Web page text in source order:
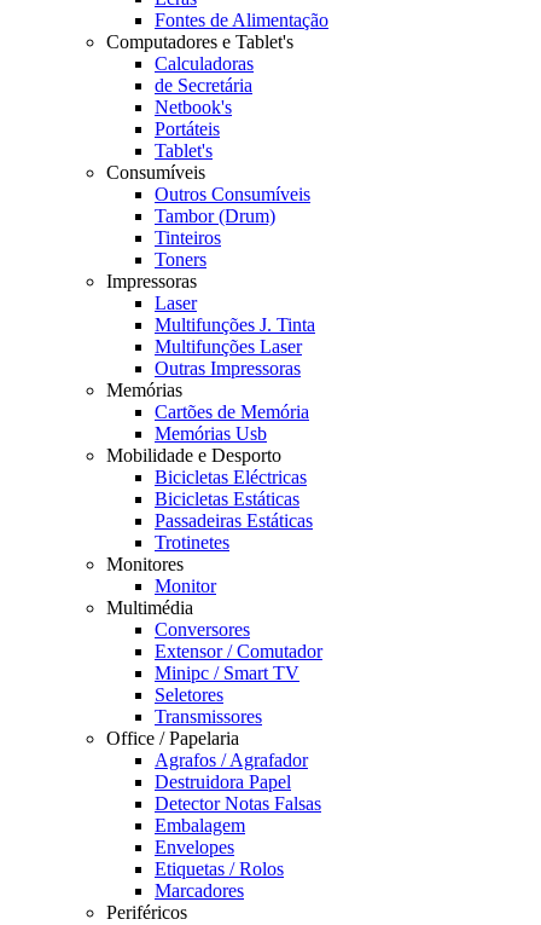
Fontes de Alimentação
Computadores e Tablet's
Calculadoras
de Secretária
Netbook's
Portáteis
Tablet's
Consumíveis
Outros Consumíveis
Tambor (Drum)
Tinteiros
Toners
Impressoras
Laser
Multifunções J. Tinta
Multifunções Laser
Outras Impressoras
Memórias
Cartões de Memória
Memórias Usb
Mobilidade e Desporto
Bicicletas Eléctricas
Bicicletas Estáticas
Passadeiras Estáticas
Trotinetes
Monitores
Monitor
Multimédia
Conversores
Extensor / Comutador
Minipc / Smart TV
Seletores
Transmissores
Office / Papelaria
Agrafos / Agrafador
Destruidora Papel
Detector Notas Falsas
Embalagem
Envelopes
Etiquetas / Rolos
Marcadores
Periféricos